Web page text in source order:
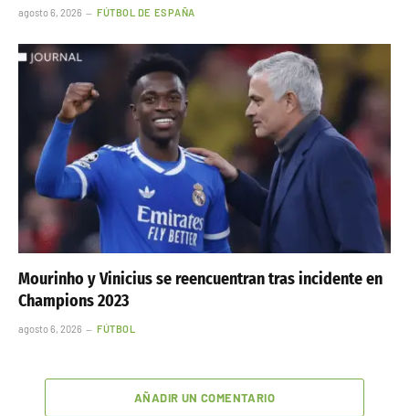
agosto 6, 2026 FÚTBOL DE ESPAÑA
Mourinho y Vinicius se reencuentran tras incidente en
Champions 2023
agosto 6, 2026 FÚTBOL
AÑADIR UN COMENTARIO